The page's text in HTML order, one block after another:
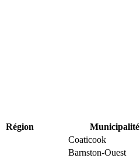
Région Municipalité
Coaticook
Barnston-Ouest